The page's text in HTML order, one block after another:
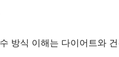
방식 이해는 다이어트와